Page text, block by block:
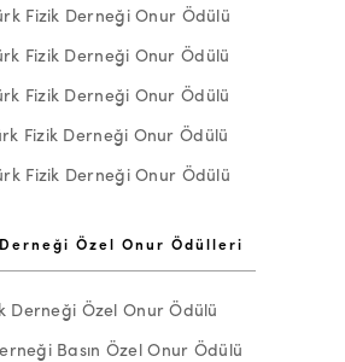
Fizik Derneği Onur Ödülü
Fizik Derneği Onur Ödülü
Fizik Derneği Onur Ödülü
Fizik Derneği Onur Ödülü
Fizik Derneği Onur Ödülü
Özel Onur Ödülleri
Derneği Özel Onur Ödülü
Basın Özel Onur Ödülü